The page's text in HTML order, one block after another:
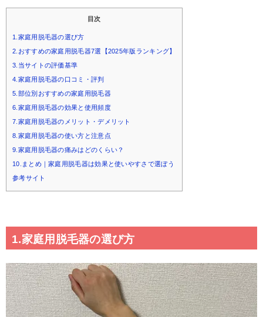
目次
1.家庭用脱毛器の選び方
2.おすすめの家庭用脱毛器7選【2025年版ランキング】
3.当サイトの評価基準
4.家庭用脱毛器の口コミ・評判
5.部位別おすすめの家庭用脱毛器
6.家庭用脱毛器の効果と使用頻度
7.家庭用脱毛器のメリット・デメリット
8.家庭用脱毛器の使い方と注意点
9.家庭用脱毛器の痛みはどのくらい？
10.まとめ｜家庭用脱毛器は効果と使いやすさで選ぼう
参考サイト
1.家庭用脱毛器の選び方